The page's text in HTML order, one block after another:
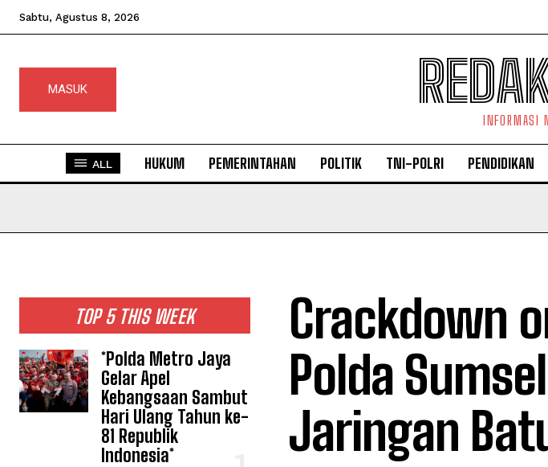
Sabtu, Agustus 8, 2026
MASUK
INFORMASI
ALL HUKUM PEMERINTAHAN POLITIK TNI-POLRI PENDIDIKAN
TOP 5 THIS WEEK
*Polda Metro Jaya
Gelar Apel
Kebangsaan Sambut
Hari Ulang Tahun ke-
81 Republik
Indonesia*
Crackdown
Polda
Jaringan